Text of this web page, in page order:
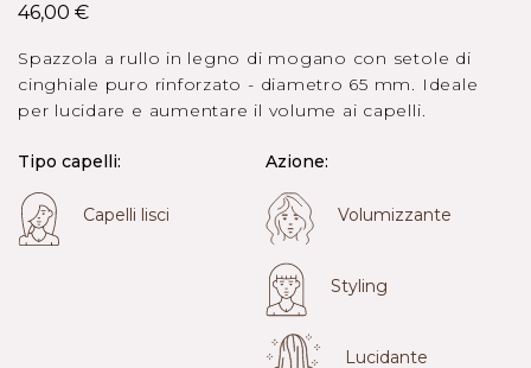
46,00 €
Spazzola a rullo in legno di mogano con setole di
cinghiale puro rinforzato - diametro 65 mm. Ideale
per lucidare e aumentare il volume ai capelli.
Tipo capelli:
Capelli lisci
Azione:
Volumizzante
Styling
Lucidante